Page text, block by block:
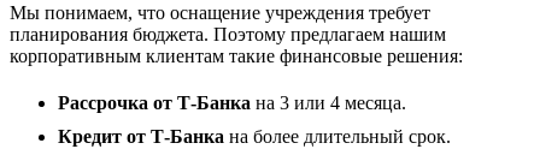
Мы понимаем, что оснащение учреждения требует
планирования бюджета. Поэтому предлагаем нашим
корпоративным клиентам такие финансовые решения:
Рассрочка от Т-Банка на 3 или 4 месяца.
Кредит от Т-Банка на более длительный срок.